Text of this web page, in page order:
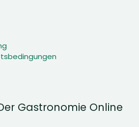
Gastronomie Online